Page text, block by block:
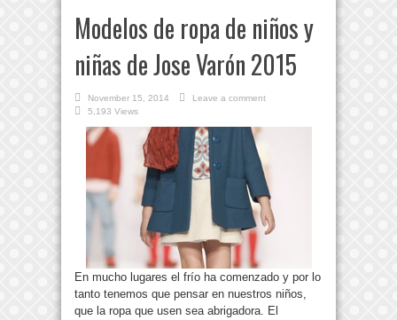
Modelos de ropa de niños y
niñas de Jose Varón 2015
November 15, 2014
Leave a comment
5,193 Views
En mucho lugares el frío ha comenzado y por lo
tanto tenemos que pensar en nuestros niños,
que la ropa que usen sea abrigadora. El